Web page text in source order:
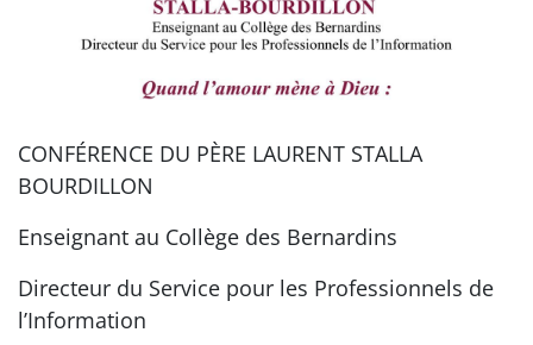
CONFÉRENCE DU PÈRE LAURENT STALLA
BOURDILLON
Enseignant au Collège des Bernardins
Directeur du Service pour les Professionnels de
l’Information